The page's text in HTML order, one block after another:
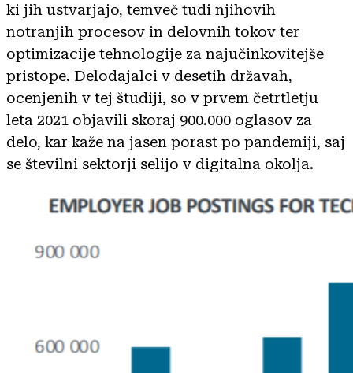
ki jih ustvarjajo, temveč tudi njihovih
notranjih procesov in delovnih tokov ter
optimizacije tehnologije za najučinkovitejše
pristope. Delodajalci v desetih državah,
ocenjenih v tej študiji, so v prvem četrtletju
leta 2021 objavili skoraj 900.000 oglasov za
delo, kar kaže na jasen porast po pandemiji, saj
se številni sektorji selijo v digitalna okolja.